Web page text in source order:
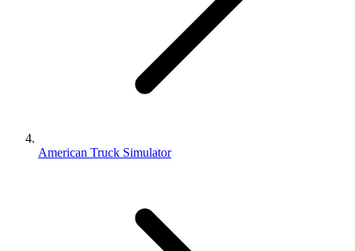
American Truck Simulator